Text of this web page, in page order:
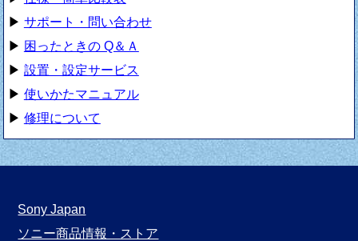
▶ サポート・問い合わせ
▶ 困ったときの Q＆Ａ
▶ 設置・設定サービス
▶ 使いかたマニュアル
▶ 修理について
Sony Japan
ソニー商品情報・ストア